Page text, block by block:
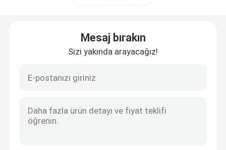
Yenilenmiş Araç Üstü Vinç
Mesaj bırakın
Sizi yakında arayacağız!